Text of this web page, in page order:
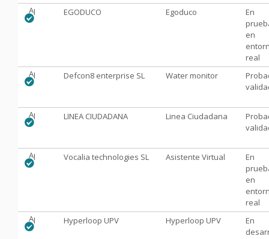
AprobadoEGODUCO Egoduco
En
en
real
AprobadoDefcon8 enterprise SL Water monitor
AprobadoLINEA CIUDADANA Linea Ciudadana
AprobadoVocalia technologies SL Asistente Virtual
En
en
real
AprobadoHyperloop UPV Hyperloop UPV
En